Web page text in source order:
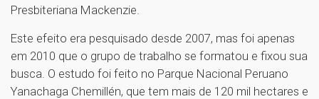
Presbiteriana Mackenzie.
Este efeito era pesquisado desde 2007, mas foi apenas
em 2010 que o grupo de trabalho se formatou e fixou sua
busca. O estudo foi feito no Parque Nacional Peruano
Yanachaga Chemillén, que tem mais de 120 mil hectares e